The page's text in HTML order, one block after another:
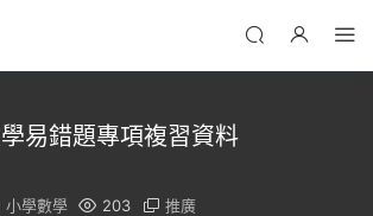
易錯題專項複習資料
小學數學 203 推廣